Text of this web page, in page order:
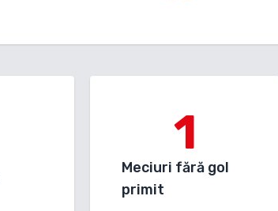
1
Meciuri fără gol
primit